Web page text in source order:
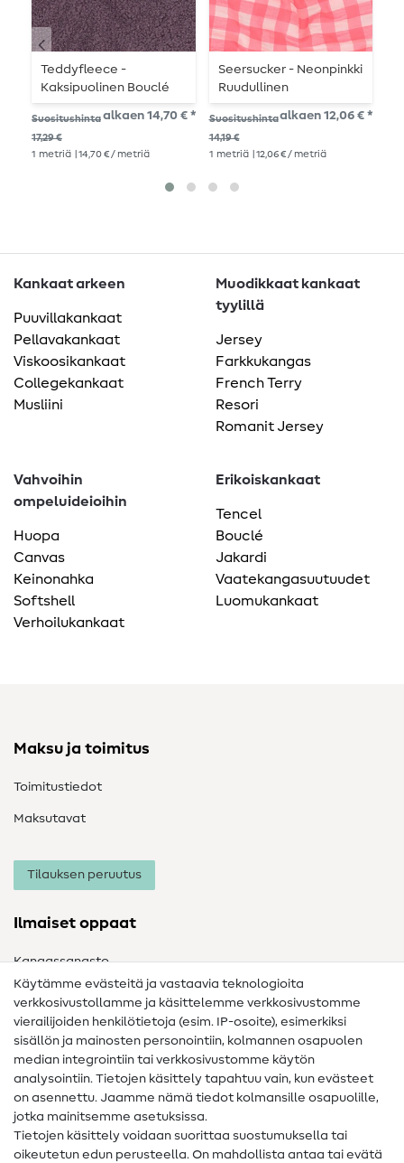
Teddyfleece -
Kaksipuolinen Bouclé
Yksivärinen
Karhunmarja
Suositushinta
17,29 €
alkaen 14,70 € *
1 metriä | 14,70 € / metriä
Seersucker - Neonpinkki
Ruudullinen
Suositushinta
14,19 €
alkaen 12,06 € *
1 metriä | 12,06 € / metriä
Kankaat arkeen
Puuvillakankaat
Pellavakankaat
Viskoosikankaat
Collegekankaat
Musliini
Muodikkaat kankaat
tyylillä
Jersey
Farkkukangas
French Terry
Resori
Romanit Jersey
Vahvoihin
ompeluideioihin
Huopa
Canvas
Keinonahka
Softshell
Verhoilukankaat
Erikoiskankaat
Tencel
Bouclé
Jakardi
Vaatekangasuutuudet
Luomukankaat
Maksu ja toimitus
Toimitustiedot
Maksutavat
Tilauksen peruutus
Ilmaiset oppaat
Kangassanasto
Ompelusanasto
Ompeluohjeet
Apua ja yhteystiedot
Yhteystiedot
Tietoa omistajanvaihdoksesta
Käytämme evästeitä ja vastaavia teknologioita
verkkosivustollamme ja käsittelemme verkkosivustomme
vierailijoiden henkilötietoja (esim. IP-osoite), esimerkiksi
sisällön ja mainosten personointiin, kolmannen osapuolen
median integrointiin tai verkkosivustomme käytön
analysointiin. Tietojen käsittely tapahtuu vain, kun evästeet
on asennettu. Jaamme nämä tiedot kolmansille osapuolille,
jotka mainitsemme asetuksissa.
Tietojen käsittely voidaan suorittaa suostumuksella tai
oikeutetun edun perusteella. On mahdollista antaa tai evätä